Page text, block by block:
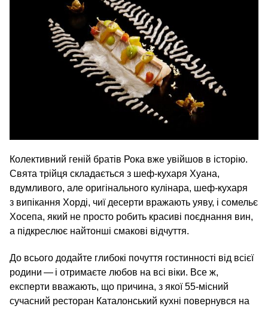
Колективний геній братів Рока вже увійшов в історію.
Свята трійця складається з шеф-кухаря Хуана,
вдумливого, але оригінального кулінара, шеф-кухаря
з випікання Хорді, чиї десерти вражають уяву, і сомельє
Хосепа, який не просто робить красиві поєднання вин,
а підкреслює найтонші смакові відчуття.
До всього додайте глибокі почуття гостинності від всієї
родини — і отримаєте любов на всі віки. Все ж,
експерти вважають, що причина, з якої 55-місний
сучасний ресторан Каталонський кухні повернувся на